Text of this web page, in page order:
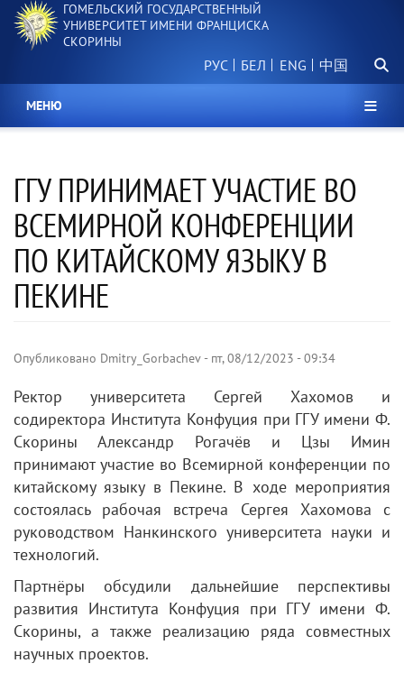
Перейти
основному
ГОМЕЛЬСКИЙ ГОСУДАРСТВЕННЫЙ
УНИВЕРСИТЕТ ИМЕНИ ФРАНЦИСКА
СКОРИНЫ
РУС БЕЛ 中国
МЕНЮ
ГГУ ПРИНИМАЕТ УЧАСТИЕ ВО
ВСЕМИРНОЙ КОНФЕРЕНЦИИ
ПО КИТАЙСКОМУ ЯЗЫКУ В
ПЕКИНЕ
Опубликовано Dmitry_Gorbachev- пт, 08/12/2023 - 09:34
Ректор университета Сергей Хахомов и
содиректора Института Конфуция при ГГУ имени Ф.
Скорины Александр Рогачёв и Цзы Имин
принимают участие во Всемирной конференции по
китайскому языку в Пекине. В ходе мероприятия
состоялась рабочая встреча Сергея Хахомова с
руководством Нанкинского университета науки и
технологий.
Партнёры обсудили дальнейшие перспективы
развития Института Конфуция при ГГУ имени Ф.
Скорины, а также реализацию ряда совместных
научных проектов.